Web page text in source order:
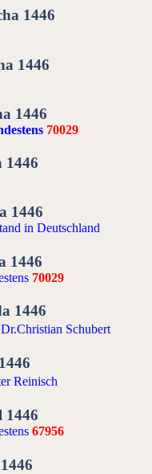
1446
1446
1446
70029
1446
1446
in Deutschland
1446
70029
1446
Schubert
Reinisch
1446
67956